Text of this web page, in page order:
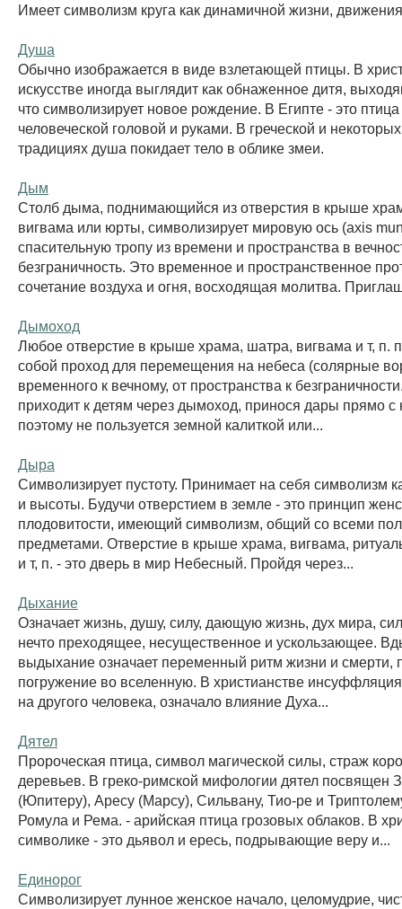
Имеет символизм круга как динамичной жизни,
Душа
Обычно изображается в виде взлетающей птицы. В
искусстве иногда выглядит как обнаженное дитя,
что символизирует новое рождение. В Египте - это птица
человеческой головой и руками. В греческой и
традициях душа покидает тело в облике змеи.
Дым
Столб дыма, поднимающийся из отверстия в крыше
вигвама или юрты, символизирует мировую ось (axis
спасительную тропу из времени и пространства в
безграничность. Это временное и пространственное
сочетание воздуха и огня, восходящая молитва.
Дымоход
Любое отверстие в крыше храма, шатра, вигвама и т, п.
собой проход для перемещения на небеса (солярные
временного к вечному, от пространства к
приходит к детям через дымоход, принося дары прямо с
поэтому не пользуется земной калиткой или...
Дыра
Символизирует пустоту. Принимает на себя символизм
и высоты. Будучи отверстием в земле - это принцип
плодовитости, имеющий символизм, общий со всеми
предметами. Отверстие в крыше храма, вигвама,
и т, п. - это дверь в мир Небесный. Пройдя через...
Дыхание
Означает жизнь, душу, силу, дающую жизнь, дух мира,
нечто преходящее, несущественное и ускользающее.
выдыхание означает переменный ритм жизни и смерти,
погружение во вселенную. В христианстве
на другого человека, означало влияние Духа...
Дятел
Пророческая птица, символ магической силы, страж
деревьев. В греко-римской мифологии дятел посвящен
(Юпитеру), Аресу (Марсу), Сильвану, Тио-ре и
Ромула и Рема. - арийская птица грозовых облаков. В
символике - это дьявол и ересь, подрывающие веру и...
Единорог
Символизирует лунное женское начало, целомудрие,